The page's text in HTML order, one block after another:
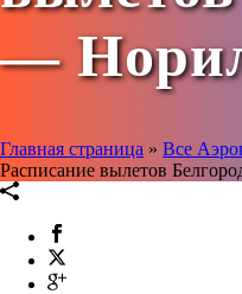
—
Главная страница » Все
Расписание вылетов